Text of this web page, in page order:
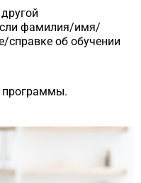
фамилия/имя/
справке об обучении
программы.